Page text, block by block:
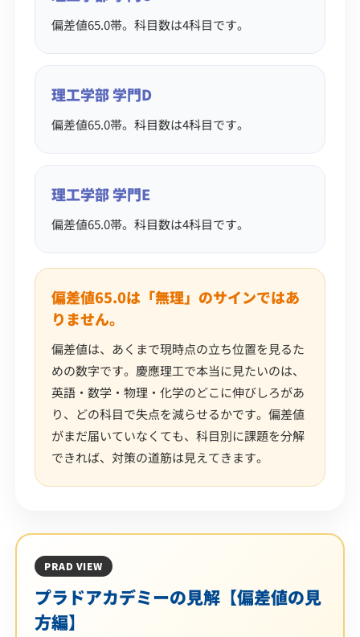
偏差値65.0帯。科目数は4科目です。
理工学部 学門D
偏差値65.0帯。科目数は4科目です。
理工学部 学門E
偏差値65.0帯。科目数は4科目です。
偏差値65.0は「無理」のサインではあ
りません。
偏差値は、あくまで現時点の立ち位置を見るた
めの数字です。慶應理工で本当に見たいのは、
英語・数学・物理・化学のどこに伸びしろがあ
り、どの科目で失点を減らせるかです。偏差値
がまだ届いていなくても、科目別に課題を分解
できれば、対策の道筋は見えてきます。
PRAD VIEW
プラドアカデミーの見解【偏差値の見
方編】